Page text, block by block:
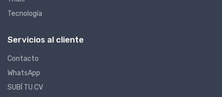
Tecnología
Servicios al cliente
Contacto
WhatsApp
SUBÍ TU CV